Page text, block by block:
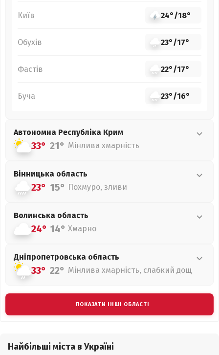
Київ 24°/18°
Обухів 23°/17°
Фастів 22°/17°
Буча 23°/16°
Автономна Республіка Крим
33° 21° Мінлива хмарність
Вінницька область
23° 15° Похмуро, зливи
Волинська область
24° 14° Хмарно
Дніпропетровська область
33° 22° Мінлива хмарність, слабкий дощ
ПОКАЗАТИ ІНШІ ОБЛАСТІ
Найбільші міста в Україні